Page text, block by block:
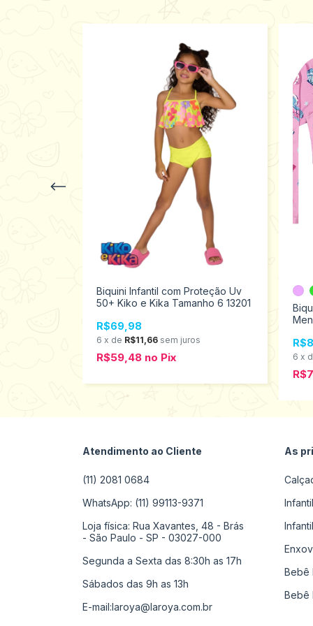
Biquini Infantil com Proteção Uv
50+ Kiko e Kika Tamanho 6 13201
R$69,98
6 x de R$11,66 sem juros
R$59,48 no Pix 6 x
Atendimento ao Cliente
(11) 2081 0684
WhatsApp: (11) 99113-9371
Loja física: Rua Xavantes, 48 - Brás
- São Paulo - SP - 03027-000
Segunda a Sexta das 8:30h as 17h
Sábados das 9h as 13h
E-mail:laroya@laroya.com.br
As
Bebê
Bebê